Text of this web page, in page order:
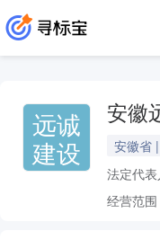
远诚
建设
安徽
安徽省
法定代表
经营范围